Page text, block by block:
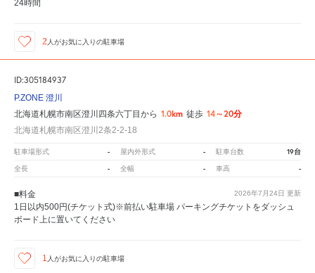
24時間
2 人がお気に入りの駐車場
ID:305184937
P.ZONE 澄川
北海道札幌市南区澄川四条六丁目から 1.0km 徒歩 14～20分
北海道札幌市南区澄川2条2-2-18
駐車場形式 - 屋内外形式 - 駐車台数 19台
全長 - 全幅 - 車高 -
2026年7月24日 更新
■料金
1日以内500円(チケット式)※前払い駐車場 パーキングチケットをダッシュ
ボード上に置いてください
1 人がお気に入りの駐車場